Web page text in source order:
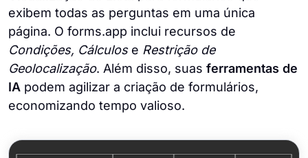
exibem todas as perguntas em uma única
página. O forms.app inclui recursos de
Condições, Cálculose Restrição de
Geolocalização. Além disso, suas ferramentas de
IA podem agilizar a criação de formulários,
economizando tempo valioso.